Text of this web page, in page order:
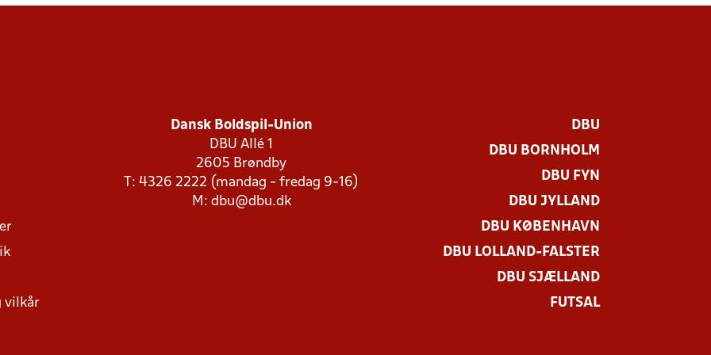
vilkår
Dansk Boldspil-Union
DBU Allé 1
2605 Brøndby
T: 4326 2222 (mandag - fredag 9-16)
M: dbu@dbu.dk
DBU
DBU BORNHOLM
DBU FYN
DBU JYLLAND
DBU KØBENHAVN
DBU LOLLAND-FALSTER
DBU SJÆLLAND
FUTSAL